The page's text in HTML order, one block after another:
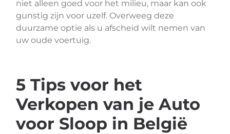
niet alleen goed voor het milieu, maar kan ook
gunstig zijn voor uzelf. Overweeg deze
duurzame optie als u afscheid wilt nemen van
uw oude voertuig.
5 Tips voor het
Verkopen van je Auto
voor Sloop in België